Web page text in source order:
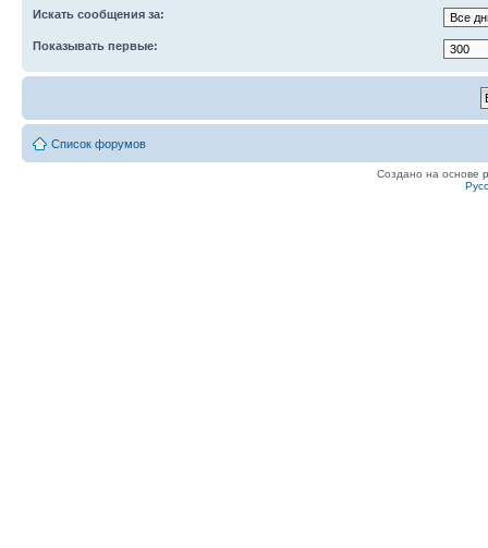
Искать сообщения за:
Показывать первые:
Список форумов
Создано на основе